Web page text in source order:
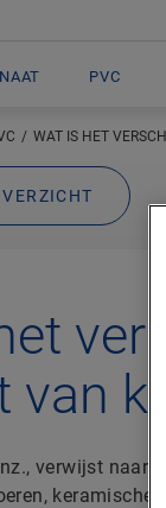
PVC
WAT IS HET
van
verwijst naar